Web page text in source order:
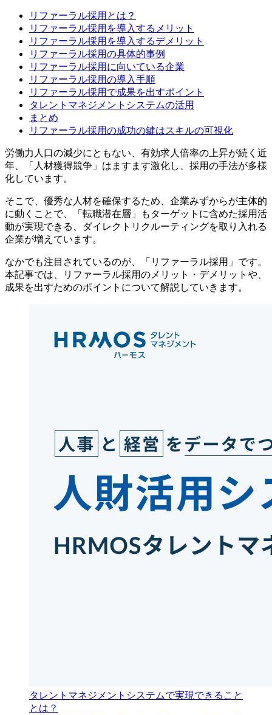
リファーラル採用とは？
リファーラル採用を導入するメリット
リファーラル採用を導入するデメリット
リファーラル採用の具体的事例
リファーラル採用に向いている企業
リファーラル採用の導入手順
リファーラル採用で成果を出すポイント
タレントマネジメントシステムの活用
まとめ
リファーラル採用の成功の鍵はスキルの可視化
労働力人口の減少にともない、有効求人倍率の上昇が続く近
年、「人材獲得競争」はますます激化し、採用の手法が多様
化しています。
そこで、優秀な人材を確保するため、企業みずからが主体的
に動くことで、「転職潜在層」もターゲットに含めた採用活
動が実現できる、ダイレクトリクルーティングを取り入れる
企業が増えています。
なかでも注目されているのが、「リファーラル採用」です。
本記事では、リファーラル採用のメリット・デメリットや、
成果を出すためのポイントについて解説していきます。
タレントマネジメントシステムで実現できること
とは？